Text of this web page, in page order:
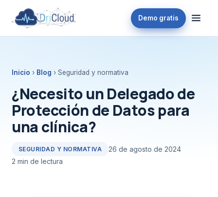
Demo gratis
Inicio › Blog › Seguridad y normativa
¿Necesito un Delegado de
Protección de Datos para
una clínica?
SEGURIDAD Y NORMATIVA
26 de agosto de 2024
2 min de lectura